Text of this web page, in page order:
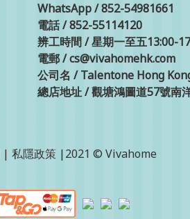
WhatsApp / 852-54981661
電話 / 852-55114120
辨工時間 / 星期一至五13:00-
電郵 / cs@vivahomehk.com
公司名 / Talentone Hong
總店地址 / 觀塘鴻圖道57號南
| 私隱政策|2021 © Vivahome